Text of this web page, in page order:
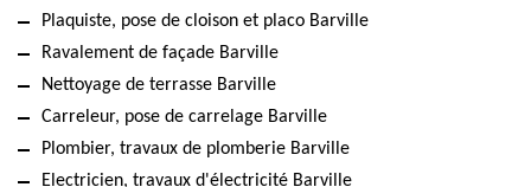
Plaquiste, pose de cloison et placo Barville
Ravalement de façade Barville
Nettoyage de terrasse Barville
Carreleur, pose de carrelage Barville
Plombier, travaux de plomberie Barville
Electricien, travaux d'électricité Barville